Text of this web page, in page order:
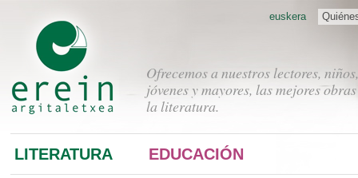
Ofrecemos a nuestros lectores, niños,
jóvenes y mayores, las mejores
la literatura.
euskera
LITERATURA EDUCACIÓN